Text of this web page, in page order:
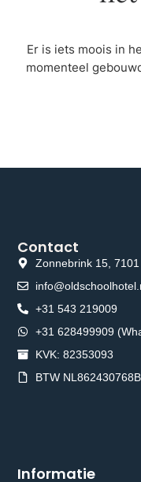
Er is iets moois in
momenteel
Informatie
Contact
Zonnebrink 15,
+31 543 219009
+31 628499909
KVK: 82353093
BTW